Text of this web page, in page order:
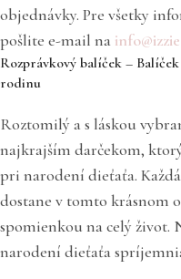
objednávky. Pre všetky
pošlite e-mail na
Rozprávkový balíček –
rodinu
Roztomilý a s láskou
najkrajším darčekom,
pri narodení dieťaťa.
dostane v tomto krásnom
spomienkou na celý život.
narodení dieťaťa